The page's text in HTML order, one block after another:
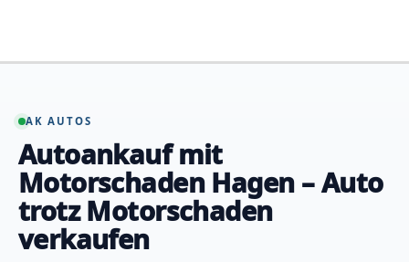
springen
AK AUTOS
Autoankauf mit
Motorschaden Hagen – Auto
trotz Motorschaden
verkaufen